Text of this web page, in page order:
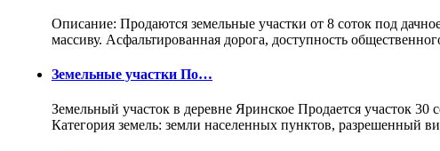
Описание: Продаются земельные участки от 8 соток под
массиву. Асфальтированная дорога, доступность
Земельные участки По…
Земельный участок в деревне Яринское Продается участок
Категория земель: земли населенных пунктов, разрешенный